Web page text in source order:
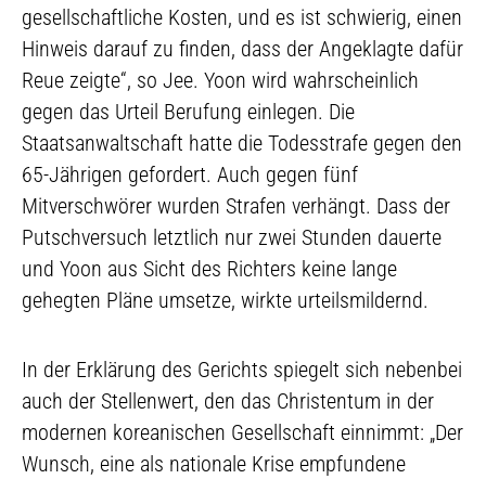
gesellschaftliche Kosten, und es ist schwierig, einen
Hinweis darauf zu finden, dass der Angeklagte dafür
Reue zeigte“, so Jee. Yoon wird wahrscheinlich
gegen das Urteil Berufung einlegen. Die
Staatsanwaltschaft hatte die Todesstrafe gegen den
65-Jährigen gefordert. Auch gegen fünf
Mitverschwörer wurden Strafen verhängt. Dass der
Putschversuch letztlich nur zwei Stunden dauerte
und Yoon aus Sicht des Richters keine lange
gehegten Pläne umsetze, wirkte urteilsmildernd.
In der Erklärung des Gerichts spiegelt sich nebenbei
auch der Stellenwert, den das Christentum in der
modernen koreanischen Gesellschaft einnimmt: „Der
Wunsch, eine als nationale Krise empfundene